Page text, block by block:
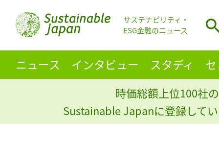
サステナビリティ・
ESG金融のニュース
ニュース インタビュー スタディ
時価総額上位100社
Sustainable Japanに登録して